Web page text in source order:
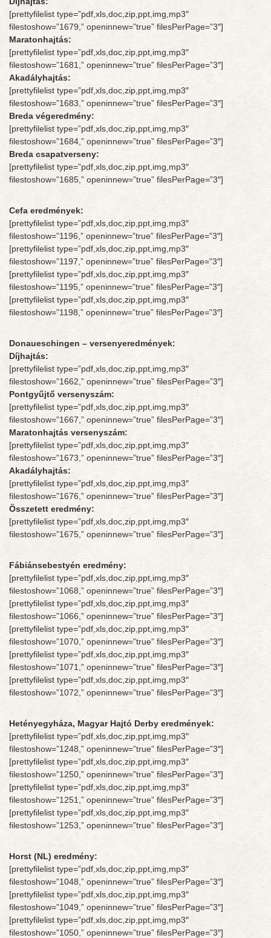
[prettyfilelist type=”pdf,xls,doc,zip,ppt,img,mp3″
filestoshow=”1679,” openinnew=”true” filesPerPage=”3″]
Maratonhajtás:
[prettyfilelist type=”pdf,xls,doc,zip,ppt,img,mp3″
filestoshow=”1681,” openinnew=”true” filesPerPage=”3″]
Akadályhajtás:
[prettyfilelist type=”pdf,xls,doc,zip,ppt,img,mp3″
filestoshow=”1683,” openinnew=”true” filesPerPage=”3″]
Breda végeredmény:
[prettyfilelist type=”pdf,xls,doc,zip,ppt,img,mp3″
filestoshow=”1684,” openinnew=”true” filesPerPage=”3″]
Breda csapatverseny:
[prettyfilelist type=”pdf,xls,doc,zip,ppt,img,mp3″
filestoshow=”1685,” openinnew=”true” filesPerPage=”3″]
Cefa eredmények:
[prettyfilelist type=”pdf,xls,doc,zip,ppt,img,mp3″
filestoshow=”1196,” openinnew=”true” filesPerPage=”3″]
[prettyfilelist type=”pdf,xls,doc,zip,ppt,img,mp3″
filestoshow=”1197,” openinnew=”true” filesPerPage=”3″]
[prettyfilelist type=”pdf,xls,doc,zip,ppt,img,mp3″
filestoshow=”1195,” openinnew=”true” filesPerPage=”3″]
[prettyfilelist type=”pdf,xls,doc,zip,ppt,img,mp3″
filestoshow=”1198,” openinnew=”true” filesPerPage=”3″]
Donaueschingen – versenyeredmények:
Díjhajtás:
[prettyfilelist type=”pdf,xls,doc,zip,ppt,img,mp3″
filestoshow=”1662,” openinnew=”true” filesPerPage=”3″]
Pontgyűjtő versenyszám:
[prettyfilelist type=”pdf,xls,doc,zip,ppt,img,mp3″
filestoshow=”1667,” openinnew=”true” filesPerPage=”3″]
Maratonhajtás versenyszám:
[prettyfilelist type=”pdf,xls,doc,zip,ppt,img,mp3″
filestoshow=”1673,” openinnew=”true” filesPerPage=”3″]
Akadályhajtás:
[prettyfilelist type=”pdf,xls,doc,zip,ppt,img,mp3″
filestoshow=”1676,” openinnew=”true” filesPerPage=”3″]
Összetett eredmény:
[prettyfilelist type=”pdf,xls,doc,zip,ppt,img,mp3″
filestoshow=”1675,” openinnew=”true” filesPerPage=”3″]
Fábiánsebestyén eredmény:
[prettyfilelist type=”pdf,xls,doc,zip,ppt,img,mp3″
filestoshow=”1068,” openinnew=”true” filesPerPage=”3″]
[prettyfilelist type=”pdf,xls,doc,zip,ppt,img,mp3″
filestoshow=”1066,” openinnew=”true” filesPerPage=”3″]
[prettyfilelist type=”pdf,xls,doc,zip,ppt,img,mp3″
filestoshow=”1070,” openinnew=”true” filesPerPage=”3″]
[prettyfilelist type=”pdf,xls,doc,zip,ppt,img,mp3″
filestoshow=”1071,” openinnew=”true” filesPerPage=”3″]
[prettyfilelist type=”pdf,xls,doc,zip,ppt,img,mp3″
filestoshow=”1072,” openinnew=”true” filesPerPage=”3″]
Hetényegyháza, Magyar Hajtó Derby eredmények:
[prettyfilelist type=”pdf,xls,doc,zip,ppt,img,mp3″
filestoshow=”1248,” openinnew=”true” filesPerPage=”3″]
[prettyfilelist type=”pdf,xls,doc,zip,ppt,img,mp3″
filestoshow=”1250,” openinnew=”true” filesPerPage=”3″]
[prettyfilelist type=”pdf,xls,doc,zip,ppt,img,mp3″
filestoshow=”1251,” openinnew=”true” filesPerPage=”3″]
[prettyfilelist type=”pdf,xls,doc,zip,ppt,img,mp3″
filestoshow=”1253,” openinnew=”true” filesPerPage=”3″]
Horst (NL) eredmény:
[prettyfilelist type=”pdf,xls,doc,zip,ppt,img,mp3″
filestoshow=”1048,” openinnew=”true” filesPerPage=”3″]
[prettyfilelist type=”pdf,xls,doc,zip,ppt,img,mp3″
filestoshow=”1049,” openinnew=”true” filesPerPage=”3″]
[prettyfilelist type=”pdf,xls,doc,zip,ppt,img,mp3″
filestoshow=”1050,” openinnew=”true” filesPerPage=”3″]